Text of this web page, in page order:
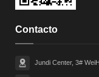
Contacto
Jundi Center, 3#